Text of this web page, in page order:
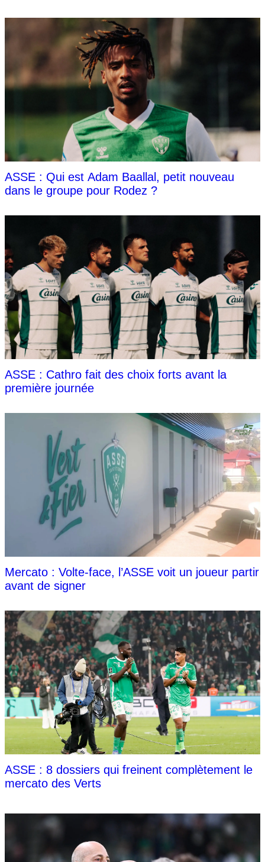
ASSE : Qui est Adam Baallal, petit nouveau
dans le groupe pour Rodez ?
ASSE : Cathro fait des choix forts avant la
première journée
Mercato : Volte-face, l’ASSE voit un joueur partir
avant de signer
ASSE : 8 dossiers qui freinent complètement le
mercato des Verts